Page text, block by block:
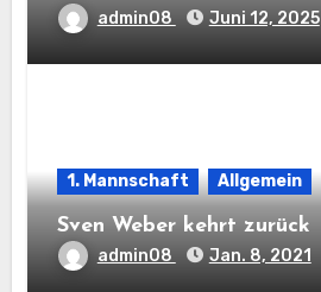
admin08 Juni 12, 2025
1. Mannschaft Allgemein
Sven Weber kehrt zurück
admin08 Jan. 8, 2021